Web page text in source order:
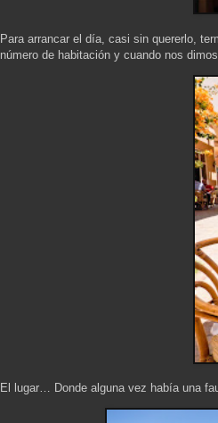
Para arrancar el día, casi sin quererlo,
número de habitación y cuando nos
El lugar… Donde alguna vez había una